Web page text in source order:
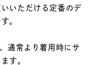
いただける定番のデ
。
通常より着用時にサ
す。